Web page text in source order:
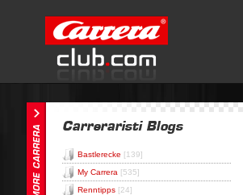
Bastlerecke [139]
My Carrera [535]
Renntipps [24]